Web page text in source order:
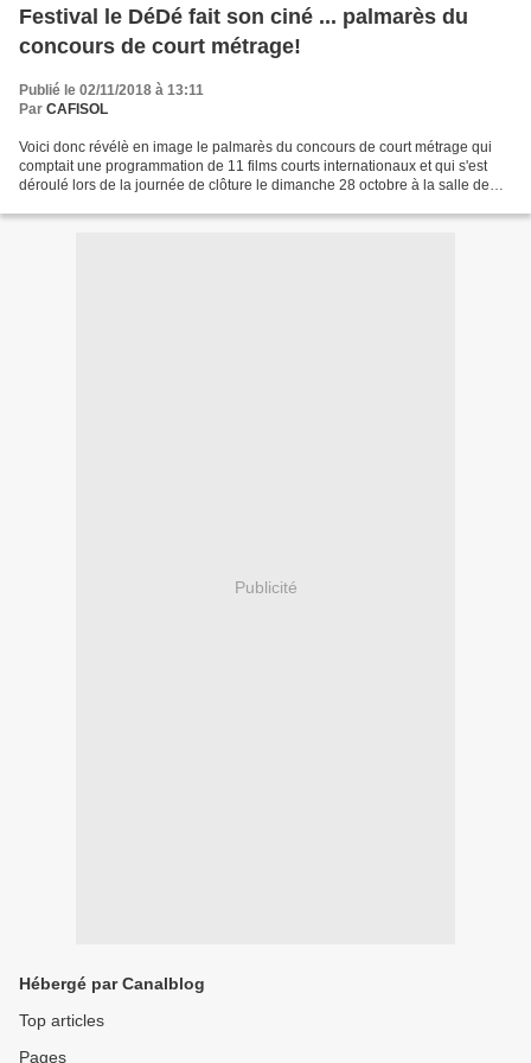
Festival le DéDé fait son ciné ... palmarès du
concours de court métrage!
Publié le 02/11/2018 à 13:11
Par CAFISOL
Voici donc révélè en image le palmarès du concours de court métrage qui
comptait une programmation de 11 films courts internationaux et qui s'est
déroulé lors de la journée de clôture le dimanche 28 octobre à la salle de
Publicité
Hébergé par Canalblog
Top articles
Pages